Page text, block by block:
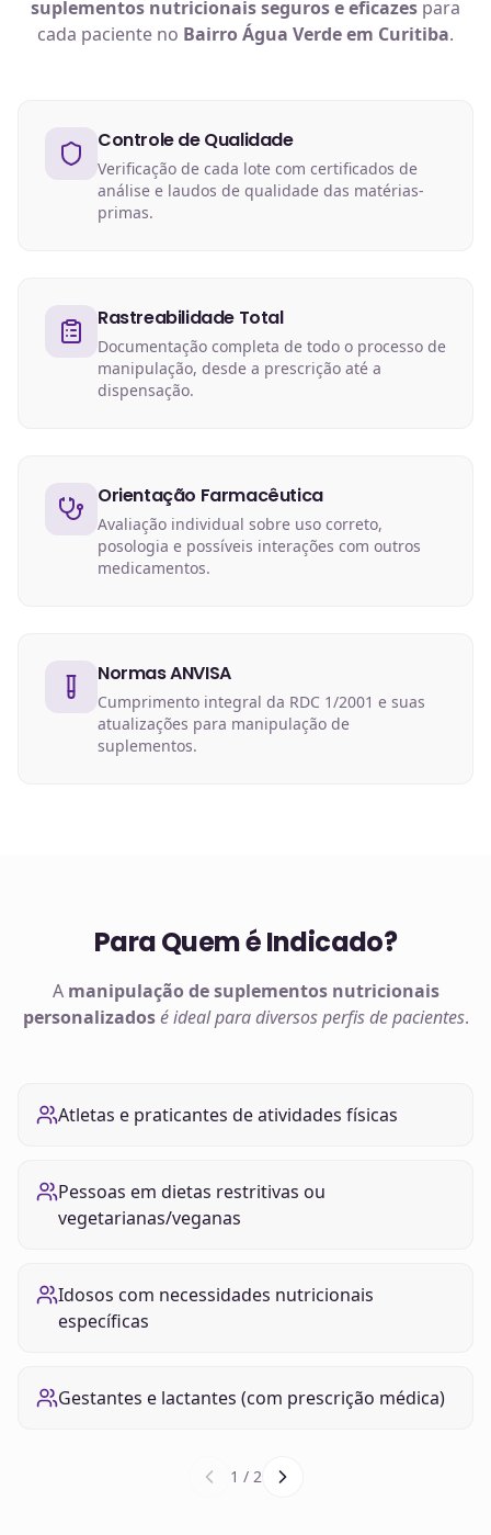
suplementos nutricionaisseguros e eficazes para
cada paciente no Bairro Água Verde em Curitiba.
Controle de Qualidade
Verificação de cada lote com certificados de
análise e laudos de qualidade das matérias-
primas.
Rastreabilidade Total
Documentação completa de todo o processo de
manipulação, desde a prescrição até a
dispensação.
Orientação Farmacêutica
Avaliação individual sobre uso correto,
posologia e possíveis interações com outros
medicamentos.
Normas ANVISA
Cumprimento integral da RDC 1/2001 e suas
atualizações para manipulação de
suplementos.
Para Quem é Indicado?
A manipulação desuplementos nutricionais
personalizados é ideal para diversos perfis de pacientes.
Atletas e praticantes de atividades físicas
Pessoas em dietas restritivas ou
vegetarianas/veganas
Idosos com necessidades nutricionais
específicas
Gestantes e lactantes (com prescrição médica)
1 / 2